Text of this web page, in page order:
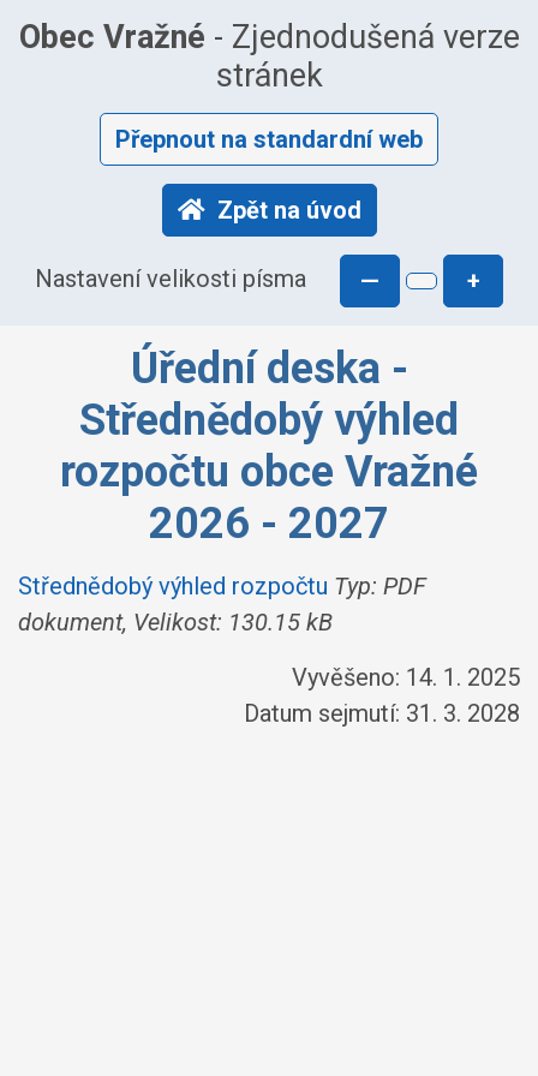
Obec Vražné - Zjednodušená verze
stránek
Přepnout na standardní web
Zpět na úvod
Nastavení velikosti písma — +
Úřední deska -
Střednědobý výhled
rozpočtu obce Vražné
2026 - 2027
Střednědobý výhled rozpočtu Typ: PDF
dokument, Velikost: 130.15 kB
Vyvěšeno: 14. 1. 2025
Datum sejmutí: 31. 3. 2028